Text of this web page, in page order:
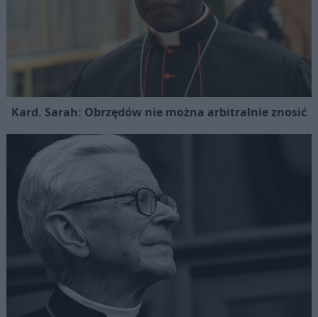
Kard. Sarah: Obrzędów nie można arbitralnie znosić